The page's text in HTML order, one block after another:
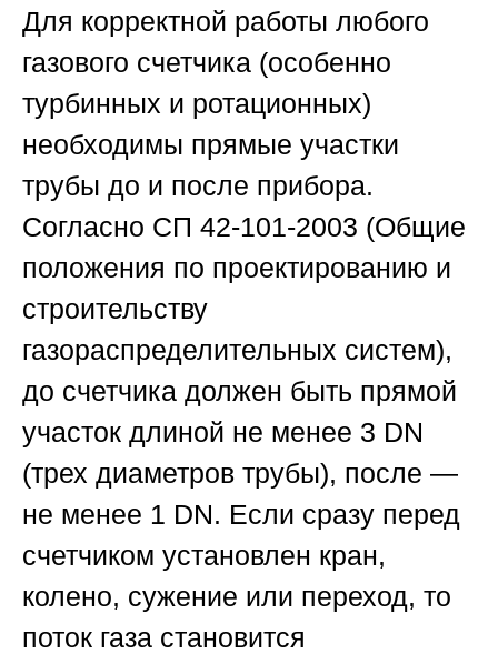
Для корректной работы любого
газового счетчика (особенно
турбинных и ротационных)
необходимы прямые участки
трубы до и после прибора.
Согласно СП 42-101-2003 (Общие
положения по проектированию и
строительству
газораспределительных систем),
до счетчика должен быть прямой
участок длиной не менее 3 DN
(трех диаметров трубы), после —
не менее 1 DN. Если сразу перед
счетчиком установлен кран,
колено, сужение или переход, то
поток газа становится